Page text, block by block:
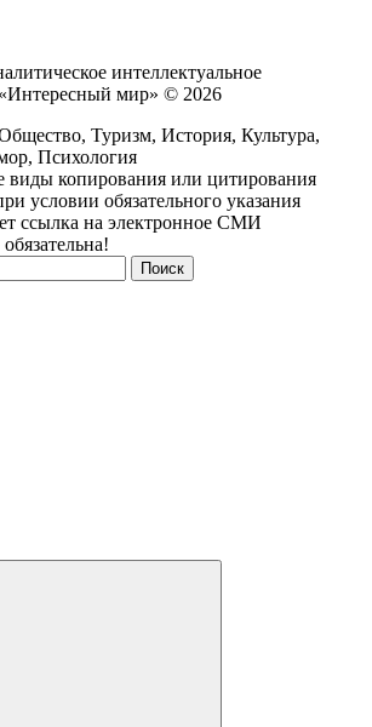
интеллектуальное
мир» © 2026
Туризм, История, Культура,
Психология
копирования или цитирования
условии обязательного указания
ссылка на электронное СМИ